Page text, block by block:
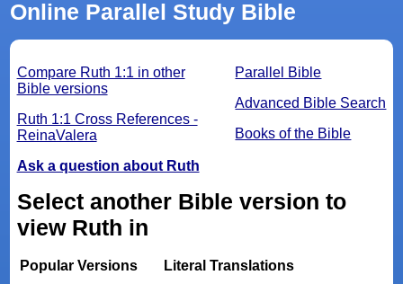
Online Parallel Study Bible
Parallel Bible
Advanced Bible Search
Books of the Bible
Compare Ruth 1:1 in other
Bible versions
Ruth 1:1 Cross References -
ReinaValera
Ask a question about Ruth
Select another Bible version to
view Ruth in
Popular Versions
Literal Translations